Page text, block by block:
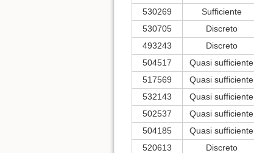
530269
Sufficiente
530705
Discreto
493243
Discreto
504517
Quasi sufficiente
517569
Quasi sufficiente
532143
Quasi sufficiente
502537
Quasi sufficiente
504185
Quasi sufficiente
520613
Discreto